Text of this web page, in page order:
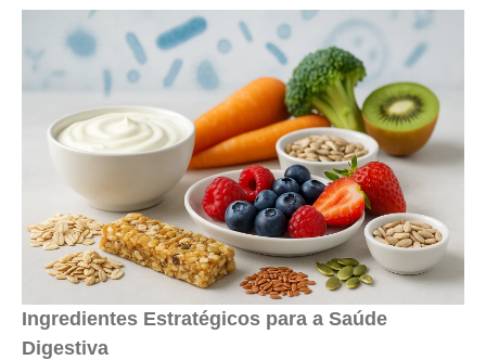
Ingredientes Estratégicos para a Saúde
Digestiva